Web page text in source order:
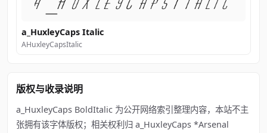
a_HuxleyCaps Italic
AHuxleyCapsItalic
版权与收录说明
a_HuxleyCaps BoldItalic 为公开网络索引整理内容，本站不主
张拥有该字体版权；相关权利归 a_HuxleyCaps *Arsenal